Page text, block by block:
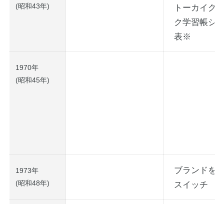
(昭和43年)
トーカイグ
ク学習帳シ
表※
1970年
(昭和45年)
1973年
(昭和48年)
ブランドを
スイッチ